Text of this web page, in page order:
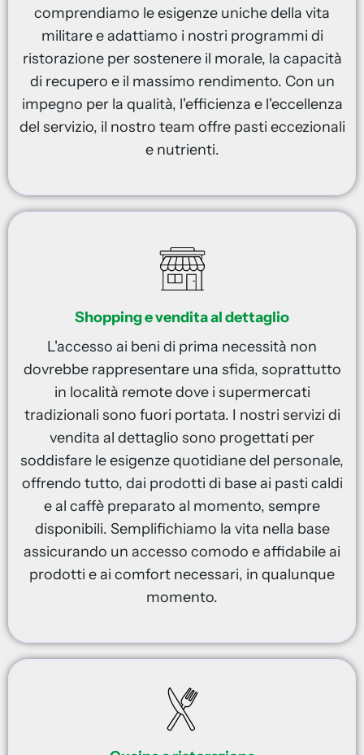
comprendiamo le esigenze uniche della vita
militare e adattiamo i nostri programmi di
ristorazione per sostenere il morale, la capacità
di recupero e il massimo rendimento. Con un
impegno per la qualità, l'efficienza e l'eccellenza
del servizio, il nostro team offre pasti eccezionali
e nutrienti.
Shopping e vendita al dettaglio
L'accesso ai beni di prima necessità non
dovrebbe rappresentare una sfida, soprattutto
in località remote dove i supermercati
tradizionali sono fuori portata. I nostri servizi di
vendita al dettaglio sono progettati per
soddisfare le esigenze quotidiane del personale,
offrendo tutto, dai prodotti di base ai pasti caldi
e al caffè preparato al momento, sempre
disponibili. Semplifichiamo la vita nella base
assicurando un accesso comodo e affidabile ai
prodotti e ai comfort necessari, in qualunque
momento.